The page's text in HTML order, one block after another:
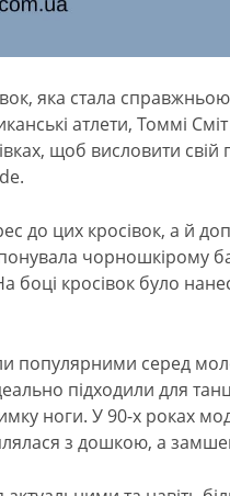
яка стала справжньою
атлети, Томмі
щоб висловити
до цих кросівок, а й
чорношкірому
боці кросівок було
популярними серед
підходили для
ноги. У 90-х роках
з дошкою, а